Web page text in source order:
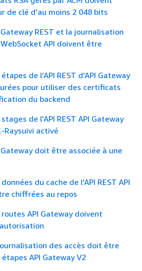
de clé d'au moins 2 048 bits
REST et la journalisation
API doivent être
de l'API REST d'API Gateway
pour utiliser des certificats
du backend
de l'API REST API Gateway
Raysuivi activé
Gateway doit être associée à une
du cache de l'API REST API
chiffrées au repos
API Gateway doivent
des accès doit être
API Gateway V2